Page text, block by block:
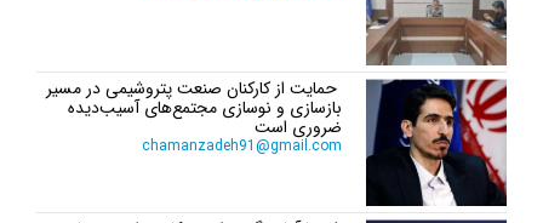
حمایت از کارکنان صنعت پتروشیمی در مسیر
بازسازی و نوسازی مجتمع‌های آسیب‌دیده
ضروری است
chamanzadeh91@gmail.com